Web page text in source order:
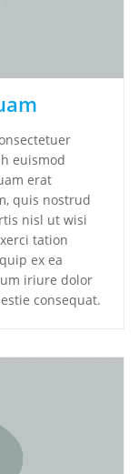
euismod
erat
quis nostrud
nisl ut wisi
tation
ex ea
iriure dolor
consequat.